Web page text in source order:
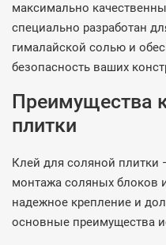
максимально
специально разработан
гималайской солью и
безопасность ваших
Преимущества
плитки
Клей для соляной
монтажа соляных блоков
надежное крепление и
основные преимущества